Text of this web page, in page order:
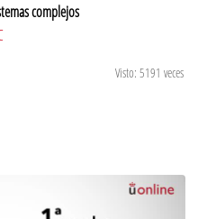
complejos
Visto: 5191 veces